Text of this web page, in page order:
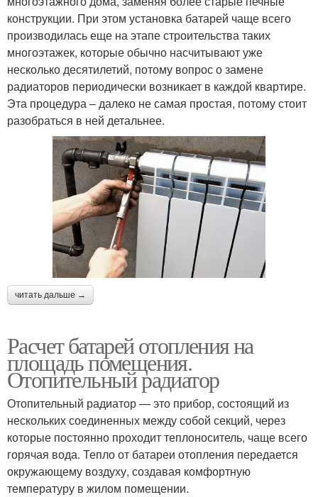
Радиатор по метражу
Радиатор по
количеству
Панельные радиаторы Стальной радиатор
Трубчатые радиаторы
Радиаторы в
соотношении
Вертикальные
радиаторы
Круглые радиаторы
Трубы для радиаторов
Радиаторы с
полипропиленовыми
трубами
Чугунный радиатор Радиатор с трубой
конструкции. При этом установка батарей чаще всего
производилась еще на этапе строительства таких
многоэтажек, которые обычно насчитывают уже
несколько десятилетий, потому вопрос о замене
радиаторов периодически возникает в каждой квартире.
Эта процедура – далеко не самая простая, потому стоит
разобраться в ней детальнее.
читать дальше →
Расчет батарей отопления на
площадь помещения.
Отопительный радиатор
Отопительный радиатор — это прибор, состоящий из
нескольких соединенных между собой секций, через
которые постоянно проходит теплоноситель, чаще всего
горячая вода. Тепло от батареи отопления передается
окружающему воздуху, создавая комфортную
температуру в жилом помещении.